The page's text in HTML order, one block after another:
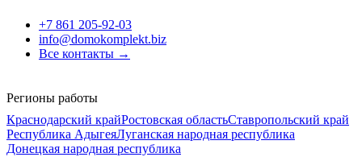
+7 861 205-92-03
info@domokomplekt.biz
Все контакты →
Регионы работы
Краснодарский крайРостовская областьСтавропольский край
Республика АдыгеяЛуганская народная республика
Донецкая народная республика